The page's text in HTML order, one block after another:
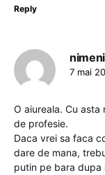
Reply
nimeni
7 mai
O aiureala. Cu
de profesie.
Daca vrei sa faca
dare de mana,
putin pe bara dupa